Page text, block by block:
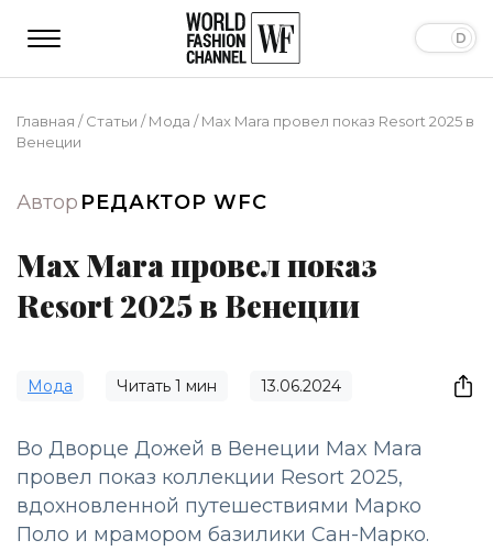
Главная /Статьи /Мода /Max Mara провел показ Resort 2025 в
Венеции
Автор РЕДАКТОР WFC
Max Mara провел показ
Resort 2025 в Венеции
Мода Читать 1 мин 13.06.2024
Во Дворце Дожей в Венеции Max Mara
провел показ коллекции Resort 2025,
вдохновленной путешествиями Марко
Поло и мрамором базилики Сан-Марко.